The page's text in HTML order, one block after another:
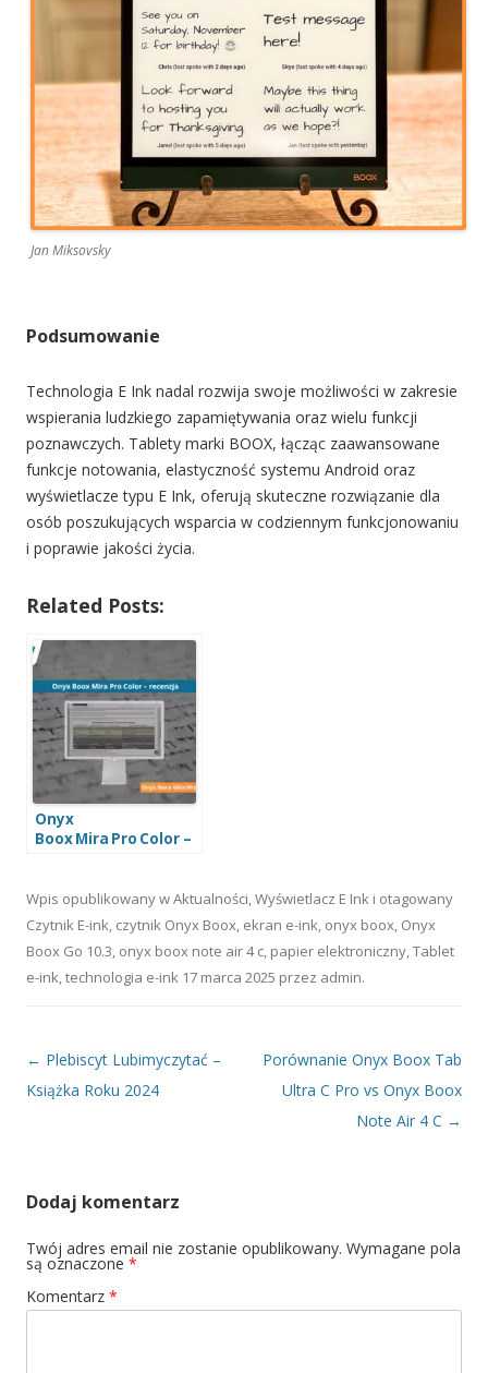
Jan Miksovsky
Podsumowanie
Technologia E Ink nadal rozwija swoje możliwości w zakresie
wspierania ludzkiego zapamiętywania oraz wielu funkcji
poznawczych. Tablety marki BOOX, łącząc zaawansowane
funkcje notowania, elastyczność systemu Android oraz
wyświetlacze typu E Ink, oferują skuteczne rozwiązanie dla
osób poszukujących wsparcia w codziennym funkcjonowaniu
i poprawie jakości życia.
Related Posts:
Onyx
Boox Mira Pro Color –
oczy
Wpis opublikowany wAktualności,Wyświetlacz E Ink i otagowany
Czytnik E-ink, czytnik Onyx Boox, ekran e-ink, onyx boox, Onyx
Boox Go 10.3, onyx boox note air 4 c, papier elektroniczny,Tablet
e-ink,technologia e-ink 17 marca 2025 przez admin.
Nawigacja wpisu
← Plebiscyt Lubimyczytać –
Książka Roku 2024
Porównanie Onyx Boox Tab
Ultra C Pro vs Onyx Boox
Note Air 4 C →
Dodaj komentarz
Twój adres email nie zostanie opublikowany. Wymagane pola
są oznaczone *
Komentarz *